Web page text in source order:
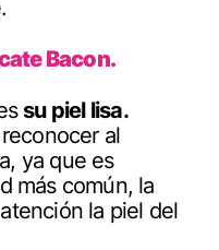
Bacon.
su piel lisa.
al
ya que es
más común, la
la piel del